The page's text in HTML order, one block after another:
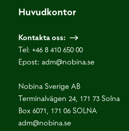
Huvudkontor
Kontakta oss:
Tel: +46 8 410 650 00
Epost: adm@nobina.se
Nobina Sverige AB
Terminalvägen 24, 171 73 Solna
Box 6071, 171 06 SOLNA
adm@nobina.se